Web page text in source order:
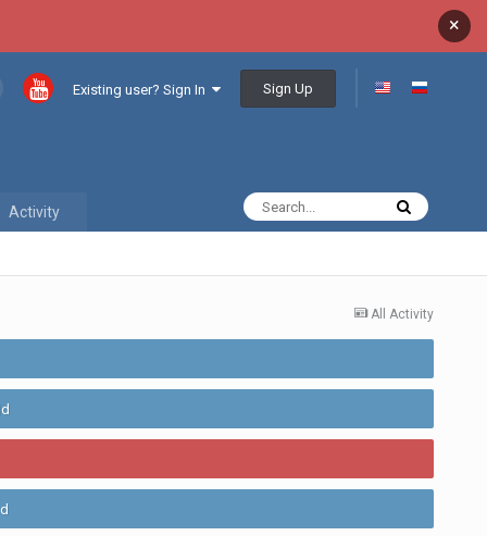
×
Existing user? Sign In Sign Up
Activity
All Activity